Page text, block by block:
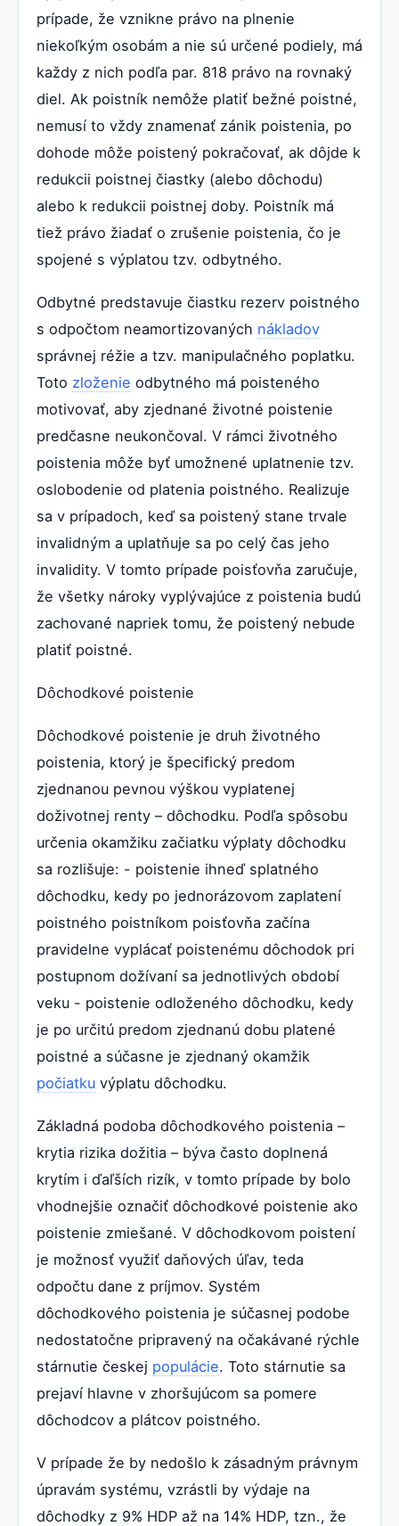
prípade, že vznikne právo na plnenie
niekoľkým osobám a nie sú určené podiely, má
každy z nich podľa par. 818 právo na rovnaký
diel. Ak poistník nemôže platiť bežné poistné,
nemusí to vždy znamenať zánik poistenia, po
dohode môže poistený pokračovať, ak dôjde k
redukcii poistnej čiastky (alebo dôchodu)
alebo k redukcii poistnej doby. Poistník má
tiež právo žiadať o zrušenie poistenia, čo je
spojené s výplatou tzv. odbytného.
Odbytné predstavuje čiastku rezerv poistného
s odpočtom neamortizovaných nákladov
správnej réžie a tzv. manipulačného poplatku.
Toto zloženie odbytného má poisteného
motivovať, aby zjednané životné poistenie
predčasne neukončoval. V rámci životného
poistenia môže byť umožnené uplatnenie tzv.
oslobodenie od platenia poistného. Realizuje
sa v prípadoch, keď sa poistený stane trvale
invalidným a uplatňuje sa po celý čas jeho
invalidity. V tomto prípade poisťovňa zaručuje,
že všetky nároky vyplývajúce z poistenia budú
zachované napriek tomu, že poistený nebude
platiť poistné.
Dôchodkové poistenie
Dôchodkové poistenie je druh životného
poistenia, ktorý je špecifický predom
zjednanou pevnou výškou vyplatenej
doživotnej renty – dôchodku. Podľa spôsobu
určenia okamžiku začiatku výplaty dôchodku
sa rozlišuje: - poistenie ihneď splatného
dôchodku, kedy po jednorázovom zaplatení
poistného poistníkom poisťovňa začína
pravidelne vyplácať poistenému dôchodok pri
postupnom dožívaní sa jednotlivých období
veku - poistenie odloženého dôchodku, kedy
je po určitú predom zjednanú dobu platené
poistné a súčasne je zjednaný okamžik
počiatku výplatu dôchodku.
Základná podoba dôchodkového poistenia –
krytia rizika dožitia – býva často doplnená
krytím i ďaľších rizík, v tomto prípade by bolo
vhodnejšie označiť dôchodkové poistenie ako
poistenie zmiešané. V dôchodkovom poistení
je možnosť využiť daňových úľav, teda
odpočtu dane z príjmov. Systém
dôchodkového poistenia je súčasnej podobe
nedostatočne pripravený na očakávané rýchle
stárnutie českej populácie. Toto stárnutie sa
prejaví hlavne v zhoršujúcom sa pomere
dôchodcov a plátcov poistného.
V prípade že by nedošlo k zásadným právnym
úpravám systému, vzrástli by výdaje na
dôchodky z 9% HDP až na 14% HDP, tzn., že